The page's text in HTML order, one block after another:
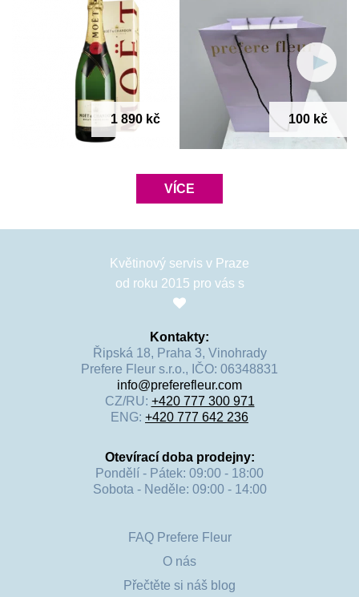
Věrnostní program: Nákupem jakýchkoliv produktů na našem
e-shopu získáte
cashback
, který můžete při registraci na
našem webu využít formou slev na další objednávky.
Darujte květinu s hlubokou symbolikou, která potěší každou
ženu v jakémkoliv ročním období.
1 890 kč 100 kč
VÍCE
Květinový servis v Praze
od roku 2015 pro vás s
Kontakty:
Řipská 18, Praha 3, Vinohrady
Prefere Fleur s.r.o., IČO: 06348831
info@preferefleur.com
CZ/RU: +420 777 300 971
ENG: +420 777 642 236
Otevírací doba prodejny:
Pondělí - Pátek: 09:00 - 18:00
Sobota - Neděle: 09:00 - 14:00
FAQ Prefere Fleur
O nás
Přečtěte si náš blog